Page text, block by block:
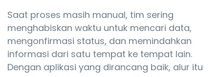
Saat proses masih manual, tim sering
menghabiskan waktu untuk mencari data,
mengonfirmasi status, dan memindahkan
informasi dari satu tempat ke tempat lain.
Dengan aplikasi yang dirancang baik, alur itu